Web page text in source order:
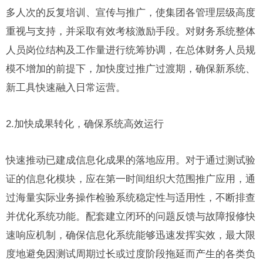
多人次的反复培训、宣传与推广，使集团各管理层级高度
重视与支持，并采取有效考核激励手段。对财务系统整体
人员岗位结构及工作量进行统筹协调，在总体财务人员规
模不增加的前提下，加快度过推广过渡期，确保新系统、
新工具快速融入日常运营。
2.加快成果转化，确保系统高效运行
快速推动已建成信息化成果的落地应用。对于通过测试验
证的信息化模块，应在第一时间组织大范围推广应用，通
过海量实际业务操作检验系统稳定性与适用性，不断排查
并优化系统功能。配套建立闭环的问题反馈与故障报修快
速响应机制，确保信息化系统能够迅速发挥实效，最大限
度地避免因测试周期过长或过度阶段拖延而产生的各类负